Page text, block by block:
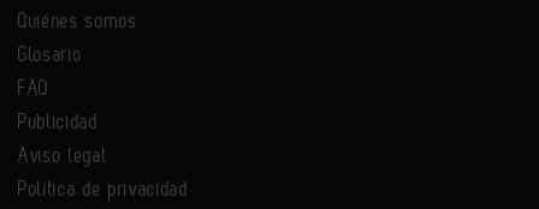
Quiénes somos
Glosario
FAQ
Publicidad
Aviso legal
Política de privacidad